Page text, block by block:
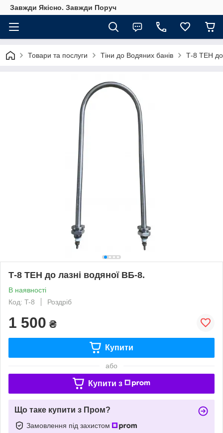
Завжди Якісно. Завжди Поруч
Товари та послуги Тіни до Водяних банів Т-8 ТЕН до
Т-8 ТЕН до лазні водяної ВБ-8.
В наявності
Код: T-8
Роздріб
1 500 ₴
Купити
або
Купити з
Що таке купити з Пром?
Замовлення під захистом